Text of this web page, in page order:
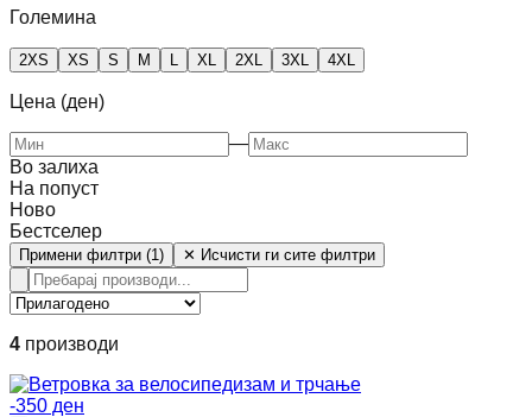
Големина
2XS XS S M XL 2XL 3XL 4XL
Цена (ден)
—
Во залиха
На попуст
Ново
Бестселер
Примени филтри (1) ✕ Исчисти ги сите филтри
4 производи
-350 ден